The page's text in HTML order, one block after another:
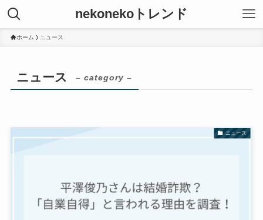
nekonekoトレンド
ホーム ニュース
ニュース – category –
ニュース